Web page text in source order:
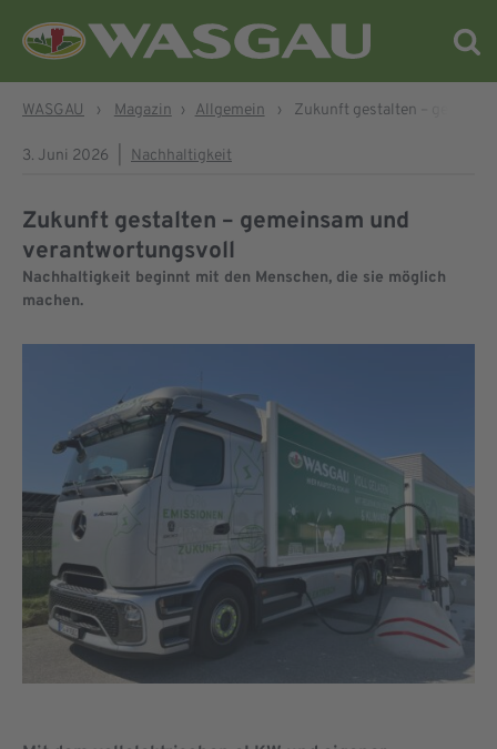
WASGAU › Magazin › Allgemein › Zukunft gestalten –
3. Juni 2026 Nachhaltigkeit
Zukunft gestalten – gemeinsam und
verantwortungsvoll
Nachhaltigkeit beginnt mit den Menschen, die sie möglich
machen.